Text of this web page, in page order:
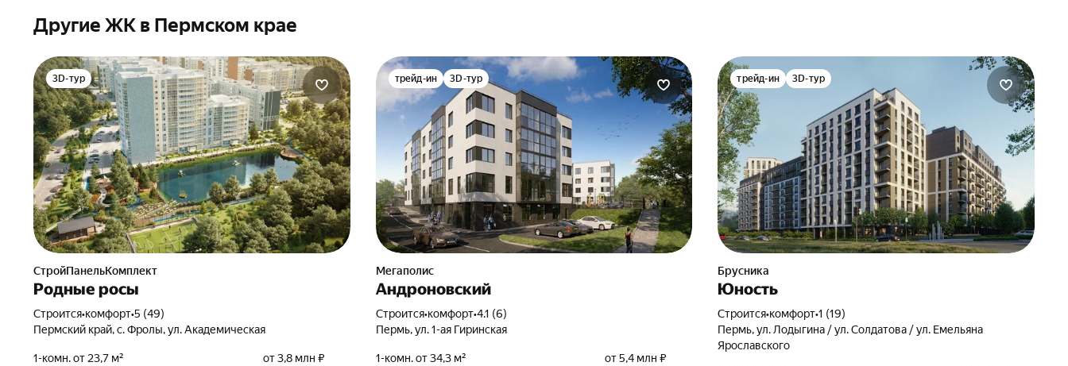
Другие ЖК в Пермском крае
3D-тур
СтройПанельКомплект
Родные росы
Строится•комфорт•5 (49)
Пермский край, с. Фролы, ул. Академическая
1-комн. от 23,7 м²
от 3,8 млн ₽
трейд-ин 3D-тур
Мегаполис
Андроновский
Строится•комфорт•4.1 (6)
Пермь, ул. 1-ая Гиринская
1-комн. от 34,3 м²
от 5,4 млн ₽
трейд-ин 3D-тур
Брусника
Юность
Строится•комфорт•1 (19)
Пермь, ул. Лодыгина / ул. Солдатова / ул. Емельяна
Ярославского